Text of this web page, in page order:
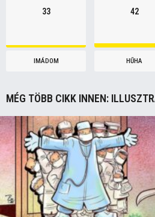
33
IMÁDOM
42
HŰHA
MÉG TÖBB CIKK INNEN: